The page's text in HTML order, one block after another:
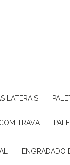
LATERAIS
TRAVA